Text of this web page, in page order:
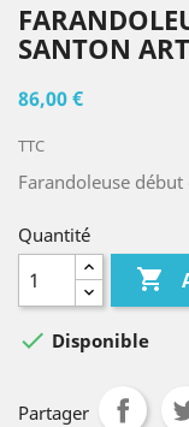
SANTON
86,00 €
TTC
Farandoleuse
Quantité

 Disponible
Partager